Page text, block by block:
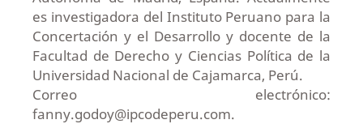
es investigadora del Instituto Peruano para la
Concertación y el Desarrollo y docente de la
Facultad de Derecho y Ciencias Política de la
Universidad Nacional de Cajamarca, Perú.
Correo electrónico:
fanny.godoy@ipcodeperu.com.